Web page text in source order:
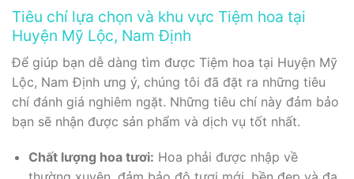
Tiêu chí lựa chọn và khu vực Tiệm hoa tại
Huyện Mỹ Lộc, Nam Định
Để giúp bạn dễ dàng tìm được Tiệm hoa tại Huyện Mỹ
Lộc, Nam Định ưng ý, chúng tôi đã đặt ra những tiêu
chí đánh giá nghiêm ngặt. Những tiêu chí này đảm bảo
bạn sẽ nhận được sản phẩm và dịch vụ tốt nhất.
Chất lượng hoa tươi: Hoa phải được nhập về